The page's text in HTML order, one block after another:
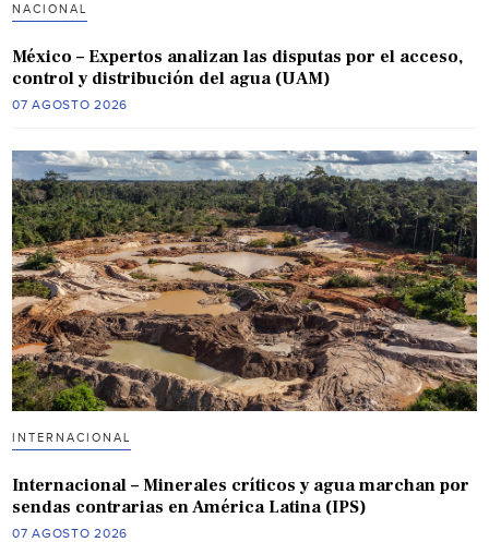
NACIONAL
México – Expertos analizan las disputas por el acceso,
control y distribución del agua (UAM)
07 AGOSTO 2026
INTERNACIONAL
Internacional – Minerales críticos y agua marchan por
sendas contrarias en América Latina (IPS)
07 AGOSTO 2026